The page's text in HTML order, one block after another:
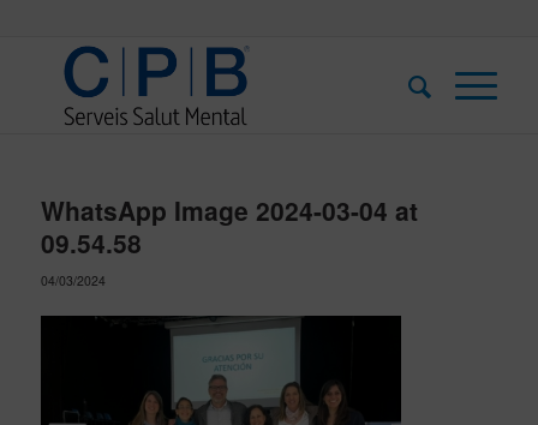
WhatsApp Image 2024-03-04 at
09.54.58
04/03/2024